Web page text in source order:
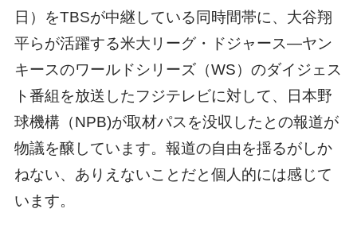
日）をTBSが中継している同時間帯に、大谷翔
平らが活躍する米大リーグ・ドジャース―ヤン
キースのワールドシリーズ（WS）のダイジェス
ト番組を放送したフジテレビに対して、日本野
球機構（NPB)が取材パスを没収したとの報道が
物議を醸しています。報道の自由を揺るがしか
ねない、ありえないことだと個人的には感じて
います。